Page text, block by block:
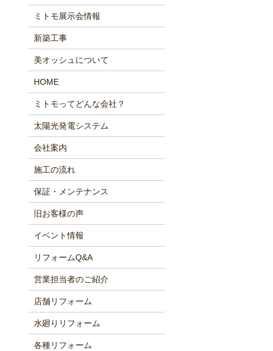
ミトモ展示会情報
新築工事
美オッシュについて
HOME
ミトモってどんな会社？
太陽光発電システム
会社案内
施工の流れ
保証・メンテナンス
旧お客様の声
イベント情報
リフォームQ&A
営業担当者のご紹介
店舗リフォーム
水廻りリフォーム
各種リフォーム